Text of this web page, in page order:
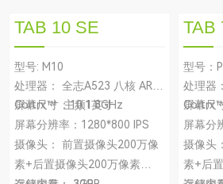
TAB 10 SE
型号: M10
处理器： 全志A523 八核 ARM
Cortrx™ 主频1.8GHz
屏幕尺寸：10.1英寸
屏幕分辨率：1280*800 IPS
摄像头： 前置摄像头200万像
素+后置摄像头200万像素
TAB
型号：
处理器
屏幕尺
屏幕分
摄像头
素+后